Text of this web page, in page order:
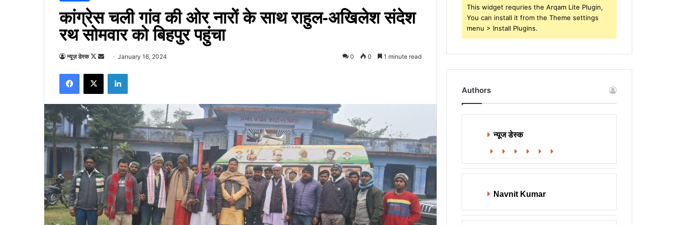
कांग्रेस चली गांव की ओर नारों के साथ राहुल-अखिलेश संदेश
रथ सोमवार को बिहपुर पहुंचा
न्यूज़ डेस्क
Follow
Send
email
January 16, 2024 0 0 1 minute read
Facebook
X LinkedIn
This widget requries the Arqam Lite Plugin,
You can install it from the Theme settings
menu > Install Plugins.
Authors
न्यूज डेस्क
Website
Facebook
X LinkedIn
YouTube
Instagram
Navnit Kumar